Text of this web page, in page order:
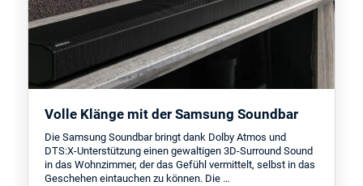
Volle Klänge mit der Samsung Soundbar
Die Samsung Soundbar bringt dank Dolby Atmos und
DTS:X-Unterstützung einen gewaltigen 3D-Surround Sound
in das Wohnzimmer, der das Gefühl vermittelt, selbst in das
Geschehen eintauchen zu können. Die …